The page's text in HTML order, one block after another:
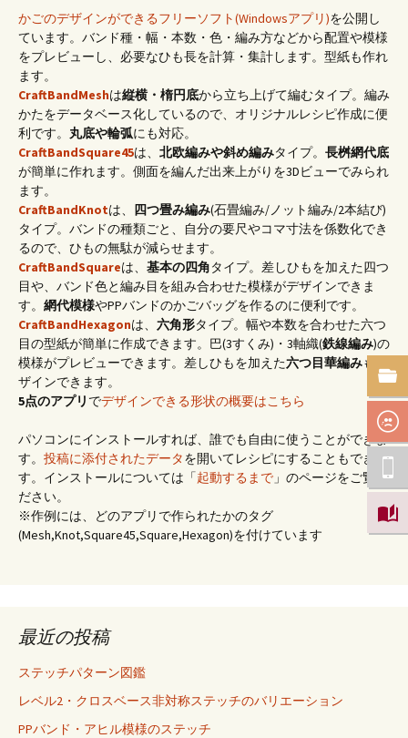
かごのデザインができるフリーソフト(Windowsアプリ)を公開し
ています。バンド種・幅・本数・色・編み方などから配置や模様
をプレビューし、必要なひも長を計算・集計します。型紙も作れ
ます。
CraftBandMeshは縦横・楕円底から立ち上げて編むタイプ。編み
かたをデータベース化しているので、オリジナルレシピ作成に便
利です。 丸底や輪弧にも対応。
CraftBandSquare45は、 北欧編みや斜め編みタイプ。 長桝網代底
が簡単に作れます。側面を編んだ出来上がりを3Dビューでみられ
ます。
CraftBandKnotは、 四つ畳み編み(石畳編み/ノット編み/2本結び)
タイプ。バンドの種類ごと、自分の要尺やコマ寸法を係数化でき
るので、ひもの無駄が減らせます。
CraftBandSquareは、 基本の四角タイプ。差しひもを加えた四つ
目や、バンド色と編み目を組み合わせた模様がデザインできま
す。 網代模様やPPバンドのかごバッグを作るのに便利です。
CraftBandHexagonは、 六角形タイプ。幅や本数を合わせた六つ
目の型紙が簡単に作成できます。巴(3すくみ)・3軸織(鉄線編み)の
模様がプレビューできます。差しひもを加えた六つ目華編みもデ
ザインできます。
5点のアプリ でデザインできる形状の概要はこちら
パソコンにインストールすれば、誰でも自由に使うことができま
す。 投稿に添付されたデータを開いてレシピにすることもできま
す。インストールについては「起動するまで 」のページをご覧く
ださい。
※作例には、どのアプリで作られたかのタグ
(Mesh,Knot,Square45,Square,Hexagon)を付けています
最近の投稿
ステッチパターン図鑑
レベル2・クロスベース非対称ステッチのバリエーション
PPバンド・アヒル模様のステッチ